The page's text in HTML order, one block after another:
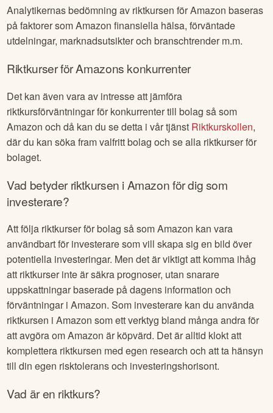
Analytikernas bedömning av riktkursen förAmazon baseras
på faktorer somAmazon finansiella hälsa, förväntade
utdelningar, marknadsutsikter och branschtrender m.m.
Riktkurser förAmazons konkurrenter
Det kan även vara av intresse att jämföra
riktkursförväntningar för konkurrenter till bolag så som
Amazon och då kan du se detta i vår tjänst Riktkurskollen,
där du kan söka fram valfritt bolag och se alla riktkurser för
bolaget.
Vad betyder riktkursen iAmazonför dig som
investerare?
Att följa riktkurser för bolag så somAmazon kan vara
användbart för investerare som vill skapa sig en bild över
potentiella investeringar. Men det är viktigt att komma ihåg
att riktkurser inte är säkra prognoser, utan snarare
uppskattningar baserade på dagens information och
förväntningar iAmazon. Som investerare kan du använda
riktkursen iAmazon som ett verktyg bland många andra för
att avgöra omAmazon är köpvärd. Det är alltid klokt att
komplettera riktkursen med egen research och att ta hänsyn
till din egen risktolerans och investeringshorisont.
Vad är en riktkurs?